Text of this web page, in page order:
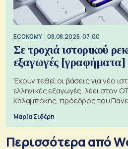
ECONOMY 08.08.2026, 07:00
Σε τροχιά ιστορικού
εξαγωγές [γραφήματα]
Έχουν τεθεί οι βάσεις για νέο
ελληνικές εξαγωγές, λέει στον
Καλαμπόκης, πρόεδρος του
Μαρία Σιδέρη
Περισσότερα από